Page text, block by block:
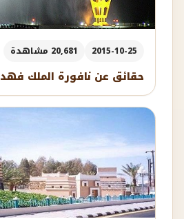
2015-10-25 20,681 مشاهدة
حقائق عن نافورة الملك فهد